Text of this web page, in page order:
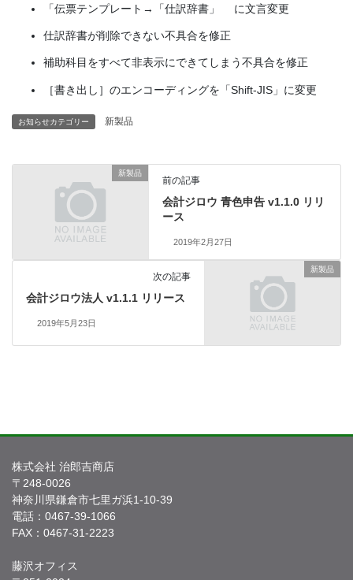
「伝票テンプレート→「仕訳辞書」 に文言変更
仕訳辞書が削除できない不具合を修正
補助科目をすべて非表示にできてしまう不具合を修正
［書き出し］のエンコーディングを「Shift-JIS」に変更
お知らせカテゴリー 新製品
新製品
前の記事
会計ジロウ 青色申告 v1.1.0 リリ
ース
2019年2月27日
新製品
次の記事
会計ジロウ法人 v1.1.1 リリース
2019年5月23日
株式会社 治郎吉商店
〒248-0026
神奈川県鎌倉市七里ガ浜1-10-39
電話：0467-39-1066
FAX：0467-31-2223
藤沢オフィス